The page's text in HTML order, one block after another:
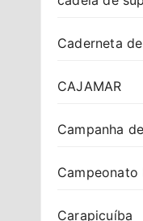
Caderneta
CAJAMAR
Campanha
Campeonato
Carapicuíba